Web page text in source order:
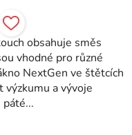
obsahuje směs
vhodné pro různé
NextGen ve štětcích
a vývoje